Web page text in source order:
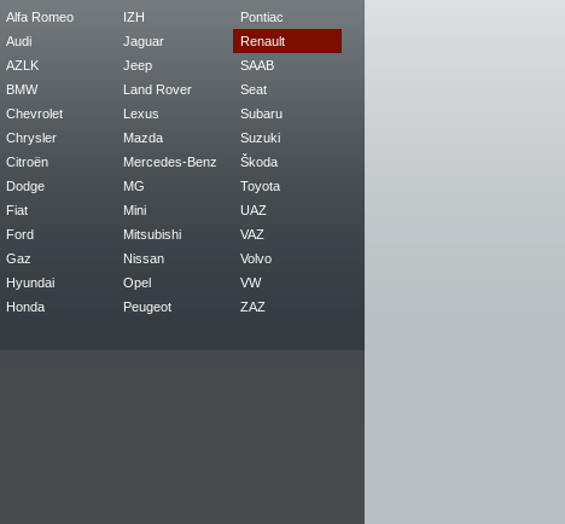
Alfa Romeo
Audi
AZLK
BMW
Chevrolet
Chrysler
Citroën
Dodge
Fiat
Ford
Gaz
Hyundai
Honda
IZH
Jaguar
Jeep
Land Rover
Lexus
Mazda
Mercedes-Benz
MG
Mini
Mitsubishi
Nissan
Opel
Peugeot
Pontiac
Renault
SAAB
Seat
Subaru
Suzuki
Škoda
Toyota
UAZ
VAZ
Volvo
VW
ZAZ